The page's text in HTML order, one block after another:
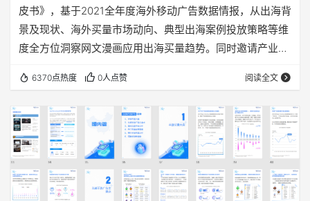
皮书》，基于2021全年度海外移动广告数据情报，从出海背
景及现状、海外买量市场动向、典型出海案例投放策略等维
度全方位洞察网文漫画应用出海买量趋势。同时邀请产业链
真知灼见，帮助更多从业者洞见行业新风向。 ▼文末附完
整版报告领取办法▼ 《2021网文漫画出海买量白皮书》概
览 《2021网文漫画出海买量白皮书》完整版共计46页，以
下为部分内容节选： 01 出海背景及现…
6370点热度 0人点赞 阅读全文